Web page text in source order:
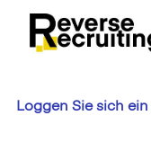
content
Loggen Sie sich ein